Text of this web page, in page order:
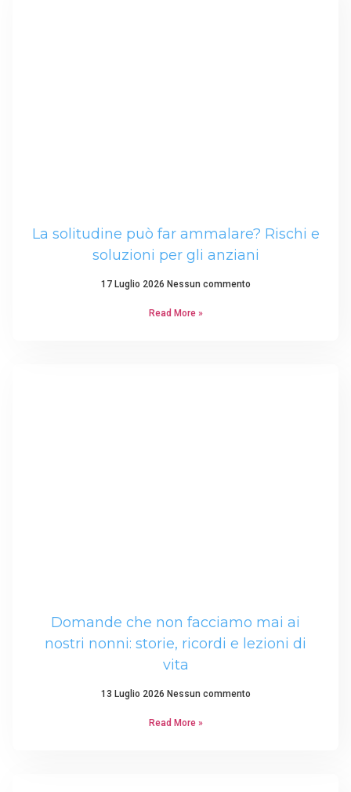
La solitudine può far ammalare? Rischi e
soluzioni per gli anziani
17 Luglio 2026 Nessun commento
Read More »
Domande che non facciamo mai ai
nostri nonni: storie, ricordi e lezioni di
vita
13 Luglio 2026 Nessun commento
Read More »